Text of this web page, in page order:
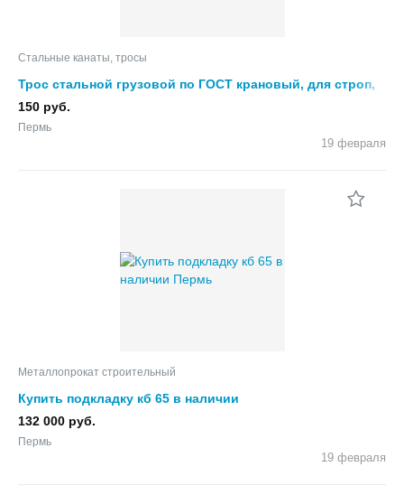
Стальные канаты, тросы
Трос стальной грузовой по ГОСТ крановый, для строп,
растяжек, грузоподъемных механизмов
150 руб.
Пермь
19 февраля
Металлопрокат строительный
Купить подкладку кб 65 в наличии
132 000 руб.
Пермь
19 февраля